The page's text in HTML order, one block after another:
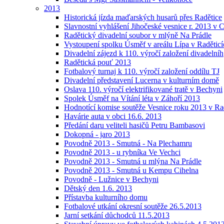
2013
Historická jízda maďarských husarů přes Radětice
Slavnostní vyhlášení Jihočeské vesnice r. 2013 v C
Radětický divadelní soubor v mlýně Na Prádle
Vystoupení spolku Úsměf v areálu Lípa v
Divadelní zájezd k 110. výročí založení divadelníh
Radětická pouť 2013
Fotbalový turnaj k 110. výročí založení oddílu TJ
Divadelní představení Lucerna v kulturním domě
Oslava 110. výročí elektrifikované tratě v Bechyni
Spolek Úsměf na Vítání léta v Záhoří 2013
Hodnotící komise soutěže Vesnice roku 2013 v
Havárie auta v obci 16.6. 2013
Předání daru veliteli hasičů Petru Bambasovi
Dokopná - jaro 2013
Povodně 2013 - Smutná - Na Plechamru
Povodně 2013 - u rybníka Ve Vechci
Povodně 2013 - Smutná u mlýna Na Prádle
Povodně 2013 - Smutná u Kempu Cihelna
Povodně - Lužnice v Bechyni
Dětský den 1.6. 2013
Přístavba kulturního domu
Fotbalové utkání okresní soutěže 26.5.2013
Jarní setkání důchodců 11.5.2013